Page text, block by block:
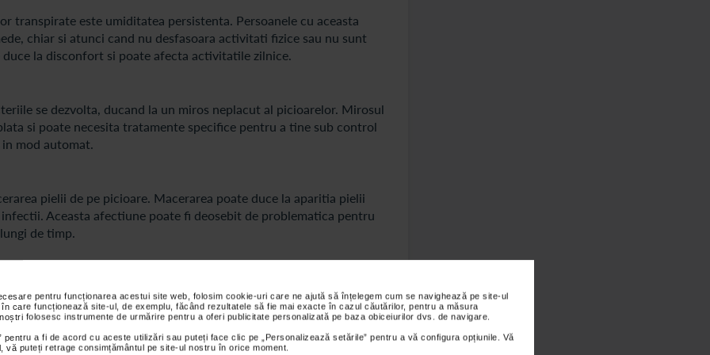
pentru funcționarea acestui site web, folosim cookie-uri care ne ajută să înțelegem cum se navighează pe site-ul
care funcționează site-ul, de exemplu, făcând rezultatele să fie mai exacte în cazul căutărilor, pentru a măsura
folosesc instrumente de urmărire pentru a oferi publicitate personalizată pe baza obiceiurilor dvs. de navigare.
pentru a fi de acord cu aceste utilizări sau puteți face clic pe „Personalizează setările” pentru a vă configura opțiunile. Vă
puteți retrage consimțământul pe site-ul nostru în orice moment.
transpirate este umiditatea persistenta. Persoanele cu aceasta
chiar si atunci cand nu desfasoara activitati fizice sau nu sunt
la disconfort si poate afecta activitatile zilnice.
se dezvolta, ducand la un miros neplacut al picioarelor. Mirosul
si poate necesita tratamente specifice pentru a tine sub control
mod automat.
pielii de pe picioare. Macerarea poate duce la aparitia pielii
Aceasta afectiune poate fi deosebit de problematica pentru
de timp.
de a dezvolta basici si infectii fungice, cum ar fi piciorul atletului.
frecarea si crescand riscul de vezicule si infectii fungice. Aceste
tratament medical pentru a fi rezolvate.